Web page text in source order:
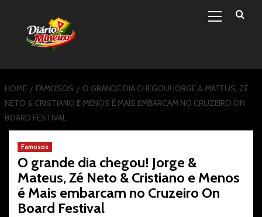
content
Menu
HOME FAMOSOS
O GRANDE DIA CHEGOU! JORGE & MATEUS, ZÉ
NETO & CRISTIANO E MENOS É MAIS EMBARCAM NO CRUZEIRO ON
BOARD FESTIVAL
Famosos
O grande dia chegou! Jorge &
Mateus, Zé Neto & Cristiano e Menos
é Mais embarcam no Cruzeiro On
Board Festival